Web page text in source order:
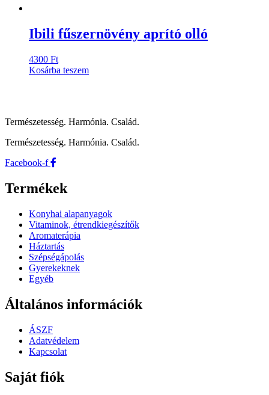
Ibili fűszernövény aprító olló
4300 Ft
Kosárba teszem
Természetesség. Harmónia. Család.
Természetesség. Harmónia. Család.
Facebook-f
Termékek
Konyhai alapanyagok
Vitaminok, étrendkiegészítők
Aromaterápia
Háztartás
Szépségápolás
Gyerekeknek
Egyéb
Általános információk
ÁSZF
Adatvédelem
Kapcsolat
Saját fiók